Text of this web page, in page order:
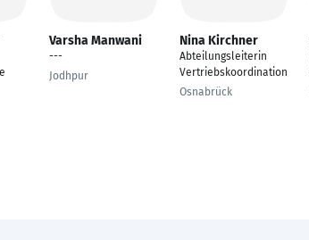
Varsha Manwani
---
Jodhpur
Nina Kirchner
Abteilungsleiterin
Vertriebskoordination
Osnabrück